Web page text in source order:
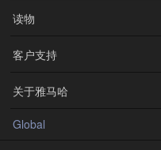
读物
客户支持
关于雅马哈
Global